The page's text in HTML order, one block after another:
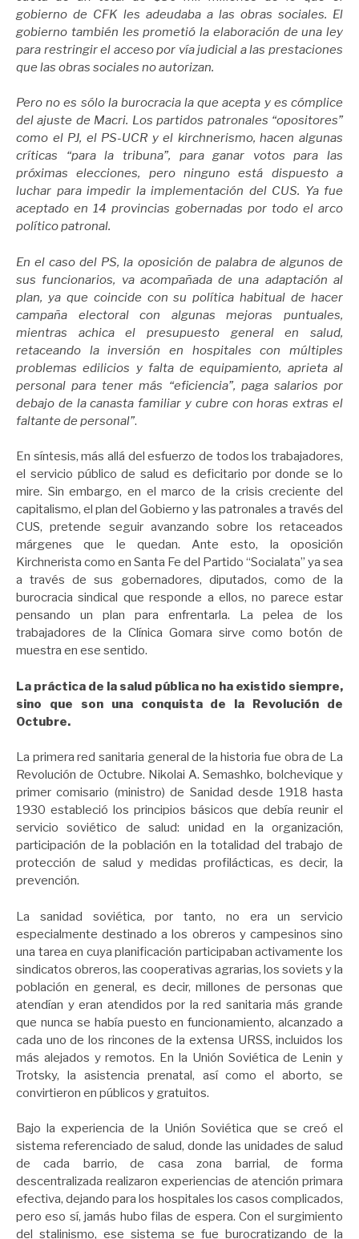
gobierno de CFK les adeudaba a las obras sociales. El
gobierno también les prometió la elaboración de una ley
para restringir el acceso por vía judicial a las prestaciones
que las obras sociales no autorizan.
Pero no es sólo la burocracia la que acepta y es cómplice
del ajuste de Macri. Los partidos patronales “opositores”
como el PJ, el PS-UCR y el kirchnerismo, hacen algunas
críticas “para la tribuna”, para ganar votos para las
próximas elecciones, pero ninguno está dispuesto a
luchar para impedir la implementación del CUS. Ya fue
aceptado en 14 provincias gobernadas por todo el arco
político patronal.
En el caso del PS, la oposición de palabra de algunos de
sus funcionarios, va acompañada de una adaptación al
plan, ya que coincide con su política habitual de hacer
campaña electoral con algunas mejoras puntuales,
mientras achica el presupuesto general en salud,
retaceando la inversión en hospitales con múltiples
problemas edilicios y falta de equipamiento, aprieta al
personal para tener más “eficiencia”, paga salarios por
debajo de la canasta familiar y cubre con horas extras el
faltante de personal”.
En síntesis, más allá del esfuerzo de todos los trabajadores,
el servicio público de salud es deficitario por donde se lo
mire. Sin embargo, en el marco de la crisis creciente del
capitalismo, el plan del Gobierno y las patronales a través del
CUS, pretende seguir avanzando sobre los retaceados
márgenes que le quedan. Ante esto, la oposición
Kirchnerista como en Santa Fe del Partido “Socialata” ya sea
a través de sus gobernadores, diputados, como de la
burocracia sindical que responde a ellos, no parece estar
pensando un plan para enfrentarla. La pelea de los
trabajadores de la Clínica Gomara sirve como botón de
muestra en ese sentido.
La práctica de la salud pública no ha existido siempre,
sino que son una conquista de la Revolución de
Octubre.
La primera red sanitaria general de la historia fue obra de La
Revolución de Octubre. Nikolai A. Semashko, bolchevique y
primer comisario (ministro) de Sanidad desde 1918 hasta
1930 estableció los principios básicos que debía reunir el
servicio soviético de salud: unidad en la organización,
participación de la población en la totalidad del trabajo de
protección de salud y medidas profilácticas, es decir, la
prevención.
La sanidad soviética, por tanto, no era un servicio
especialmente destinado a los obreros y campesinos sino
una tarea en cuya planificación participaban activamente los
sindicatos obreros, las cooperativas agrarias, los soviets y la
población en general, es decir, millones de personas que
atendían y eran atendidos por la red sanitaria más grande
que nunca se había puesto en funcionamiento, alcanzado a
cada uno de los rincones de la extensa URSS, incluidos los
más alejados y remotos. En la Unión Soviética de Lenin y
Trotsky, la asistencia prenatal, así como el aborto, se
convirtieron en públicos y gratuitos.
Bajo la experiencia de la Unión Soviética que se creó el
sistema referenciado de salud, donde las unidades de salud
de cada barrio, de casa zona barrial, de forma
descentralizada realizaron experiencias de atención primara
efectiva, dejando para los hospitales los casos complicados,
pero eso sí, jamás hubo filas de espera. Con el surgimiento
del stalinismo, ese sistema se fue burocratizando de la